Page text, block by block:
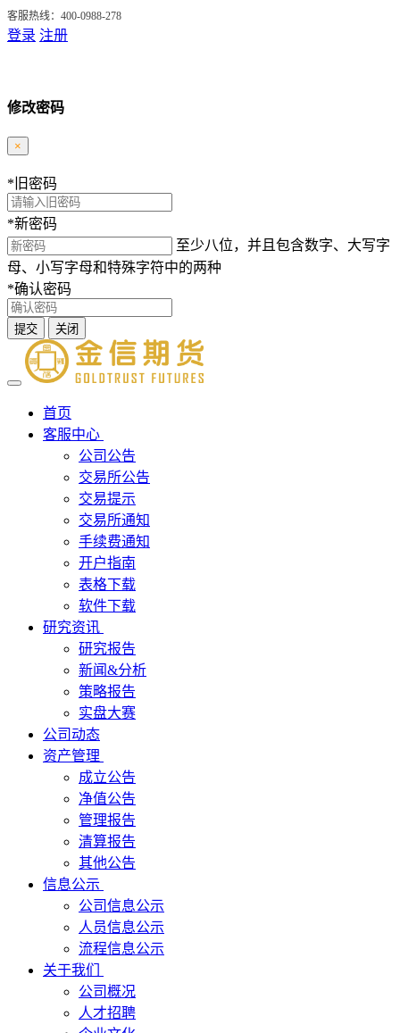
客服热线：400-0988-278
登录 注册
修改密码
×
* 旧密码
*新密码
至少八位，并且包含数字、大写字
母、小写字母和特殊字符中的两种
*确认密码
提交 关闭
首页
客服中心
公司公告
交易所公告
交易提示
交易所通知
手续费通知
开户指南
表格下载
软件下载
研究资讯
研究报告
新闻&分析
策略报告
实盘大赛
公司动态
资产管理
成立公告
净值公告
管理报告
清算报告
其他公告
信息公示
公司信息公示
人员信息公示
流程信息公示
关于我们
公司概况
人才招聘